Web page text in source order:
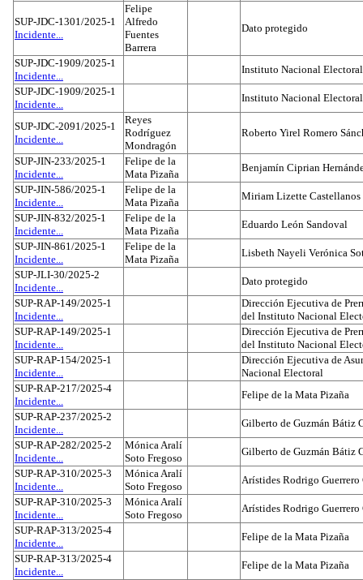
SUP-JDC-1301/2025-1
Incidente...
Felipe
Alfredo
Fuentes
Barrera
Dato protegido
SUP-JDC-1909/2025-1
Incidente...
Instituto Nacional Electoral
SUP-JDC-1909/2025-1
Incidente...
Instituto Nacional Electoral
SUP-JDC-2091/2025-1
Incidente...
Reyes
Rodríguez
Mondragón
Roberto Yirel Romero
SUP-JIN-233/2025-1
Incidente...
Felipe de la
Mata Pizaña
Benjamín Ciprian
SUP-JIN-586/2025-1
Incidente...
Felipe de la
Mata Pizaña
Miriam Lizette Castellanos
SUP-JIN-832/2025-1
Incidente...
Felipe de la
Mata Pizaña
Eduardo León Sandoval
SUP-JIN-861/2025-1
Incidente...
Felipe de la
Mata Pizaña
Lisbeth Nayeli Verónica
SUP-JLI-30/2025-2
Incidente...
Dato protegido
SUP-RAP-149/2025-1
Incidente...
Dirección Ejecutiva de
del Instituto Nacional
SUP-RAP-149/2025-1
Incidente...
Dirección Ejecutiva de
del Instituto Nacional
SUP-RAP-154/2025-1
Incidente...
Dirección Ejecutiva de
Nacional Electoral
SUP-RAP-217/2025-4
Incidente...
Felipe de la Mata Pizaña
SUP-RAP-237/2025-2
Incidente...
Gilberto de Guzmán Bátiz
SUP-RAP-282/2025-2
Incidente...
Mónica Aralí
Soto Fregoso
Gilberto de Guzmán Bátiz
SUP-RAP-310/2025-3
Incidente...
Mónica Aralí
Soto Fregoso
Arístides Rodrigo Guerrero
SUP-RAP-310/2025-3
Incidente...
Mónica Aralí
Soto Fregoso
Arístides Rodrigo Guerrero
SUP-RAP-313/2025-4
Incidente...
Felipe de la Mata Pizaña
SUP-RAP-313/2025-4
Incidente...
Felipe de la Mata Pizaña